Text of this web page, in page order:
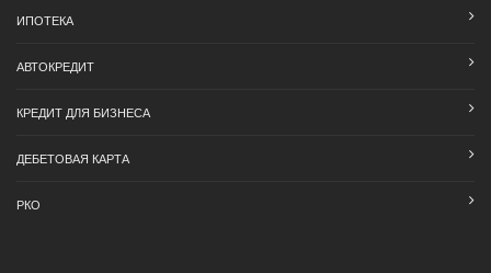
ИПОТЕКА
АВТОКРЕДИТ
КРЕДИТ ДЛЯ БИЗНЕСА
ДЕБЕТОВАЯ КАРТА
РКО